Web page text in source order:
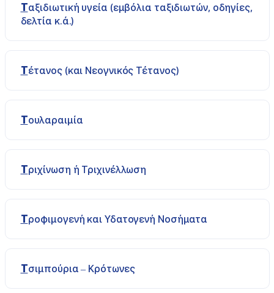
Ταξιδιωτική υγεία (εμβόλια ταξιδιωτών, οδηγίες,
δελτία κ.ά.)
Τέτανος (και Νεογνικός Τέτανος)
Τουλαραιμία
Τριχίνωση ή Τριχινέλλωση
Τροφιμογενή και Υδατογενή Νοσήματα
Τσιμπούρια – Κρότωνες